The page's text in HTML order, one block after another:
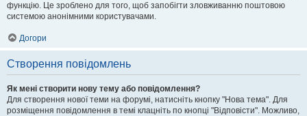
функцію. Це зроблено для того, щоб запобігти зловживанню поштовою
системою анонімними користувачами.
Догори
Створення повідомлень
Як мені створити нову тему або повідомлення?
Для створення нової теми на форумі, натисніть кнопку "Нова тема". Для
розміщення повідомлення в темі клацніть по кнопці "Відповісти". Можливо,